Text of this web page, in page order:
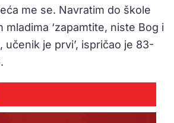
me se. Navratim do škole
mladima ‘zapamtite, niste Bog i
učenik je prvi’, ispričao je 83-